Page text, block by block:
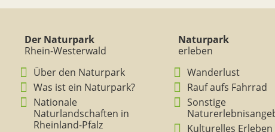
Der Naturpark
Rhein-Westerwald
Über den Naturpark
Was ist ein Naturpark?
Nationale
Naturlandschaften in
Rheinland-Pfalz
Naturpark
erleben
Wanderlust
Rauf aufs Fahrrad
Sonstige
Kulturelles Erleben